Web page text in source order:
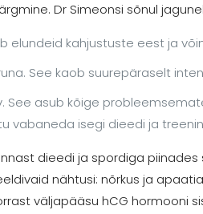
Dr Simeonsi sõnul
elundeid kahjustuste eest ja
See kaob suurepäraselt
See asub kõige
vabaneda isegi dieedi ja
dieedi ja spordiga piinades
nähtusi: nõrkus ja
väljapääsu hCG hormooni